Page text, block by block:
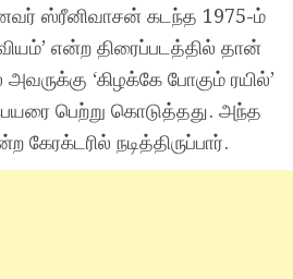
ஸ்ரீனிவாசன் கடந்த 1975-ம்
என்ற திரைப்படத்தில் தான்
‘கிழக்கே போகும் ரயில்’
பெற்று கொடுத்தது. அந்த
கேரக்டரில் நடித்திருப்பார்.